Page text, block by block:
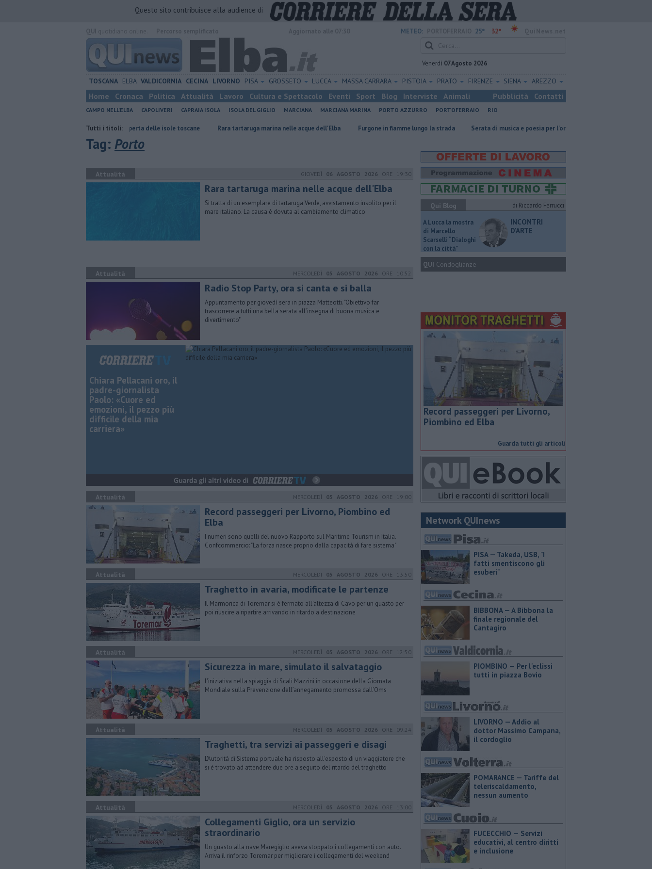
Questo sito contribuisce alla audience di
METEO: 25° 32°
Venerdì 07 Agosto 2026
TOSCANA ELBA VALDICORNIA CECINA LIVORNO PISA GROSSETO LUCCA MASSA CARRARA PISTOIA PRATO FIRENZE SIENA AREZZO
Home Cronaca Politica Attualità Lavoro Cultura e Spettacolo Eventi Sport Blog Interviste Animali Pubblicità Contatti
CAMPO NELL'ELBA CAPOLIVERI CAPRAIA ISOLA ISOLA DEL GIGLIO MARCIANA MARCIANA MARINA PORTO AZZURRO PORTOFERRAIO RIO
Tutti i titoli:
Gara podistica alla scoperta delle isole toscane Rara tartaruga marina nelle acque dell'Elba Furgone in fiamme lungo la strada Serata di musica e poesia per l'oratorio Gara podistica alla scoperta
Tag: Porto
Attualità GIOVEDÌ 06 AGOSTO 2026 ORE 19:30
Rara tartaruga marina nelle acque dell'Elba
Si tratta di un esemplare di tartaruga Verde, avvistamento insolito per il
mare italiano. La causa è dovuta al cambiamento climatico
Attualità MERCOLEDÌ 05 AGOSTO 2026 ORE 10:52
Radio Stop Party, ora si canta e si balla
Appuntamento per giovedì sera in piazza Matteotti. "Obiettivo far
trascorrere a tutti una bella serata all’insegna di buona musica e
divertimento"
Chiara Pellacani oro, il
padre-giornalista
Paolo: «Cuore ed
emozioni, il pezzo più
difficile della mia
carriera»
Attualità MERCOLEDÌ 05 AGOSTO 2026 ORE 19:00
Record passeggeri per Livorno, Piombino ed
Elba
I numeri sono quelli del nuovo Rapporto sul Maritime Tourism in Italia.
Confcommercio: "La forza nasce proprio dalla capacità di fare sistema"
Attualità MERCOLEDÌ 05 AGOSTO 2026 ORE 13:50
Traghetto in avaria, modificate le partenze
Il Marmorica di Toremar si è fermato all'altezza di Cavo per un guasto per
poi riuscire a ripartire arrivando in ritardo a destinazione
Attualità MERCOLEDÌ 05 AGOSTO 2026 ORE 12:50
Sicurezza in mare, simulato il salvataggio
L'iniziativa nella spiaggia di Scali Mazzini in occasione della Giornata
Mondiale sulla Prevenzione dell’annegamento promossa dall’Oms
Attualità MERCOLEDÌ 05 AGOSTO 2026 ORE 09:24
Traghetti, tra servizi ai passeggeri e disagi
L'Autorità di Sistema portuale ha risposto all'esposto di un viaggiatore che
si è trovato ad attendere due ore a seguito del ritardo del traghetto
Attualità MERCOLEDÌ 05 AGOSTO 2026 ORE 13:00
Collegamenti Giglio, ora un servizio
straordinario
Un guasto alla nave Maregiglio aveva stoppato i collegamenti con auto.
Arriva il rinforzo Toremar per migliorare i collegamenti del weekend
Qui Blog di Riccardo Ferrucci
A Lucca la mostra
di Marcello
Scarselli “Dialoghi
con la città"
INCONTRI
D'ARTE
QUI Condoglianze
Record passeggeri per Livorno,
Piombino ed Elba
Guarda tutti gli articoli
Network QUInews
PISA — Takeda, USB, "I
fatti smentiscono gli
esuberi"
BIBBONA — A Bibbona la
finale regionale del
Cantagiro
PIOMBINO — Per l'eclissi
tutti in piazza Bovio
LIVORNO — Addio al
dottor Massimo Campana,
il cordoglio
POMARANCE — Tariffe del
teleriscaldamento,
nessun aumento
FUCECCHIO — Servizi
educativi, al centro diritti
e inclusione